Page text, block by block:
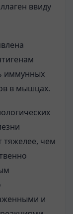
ввиду
иммунных
в мышцах.
тяжелее, чем
и